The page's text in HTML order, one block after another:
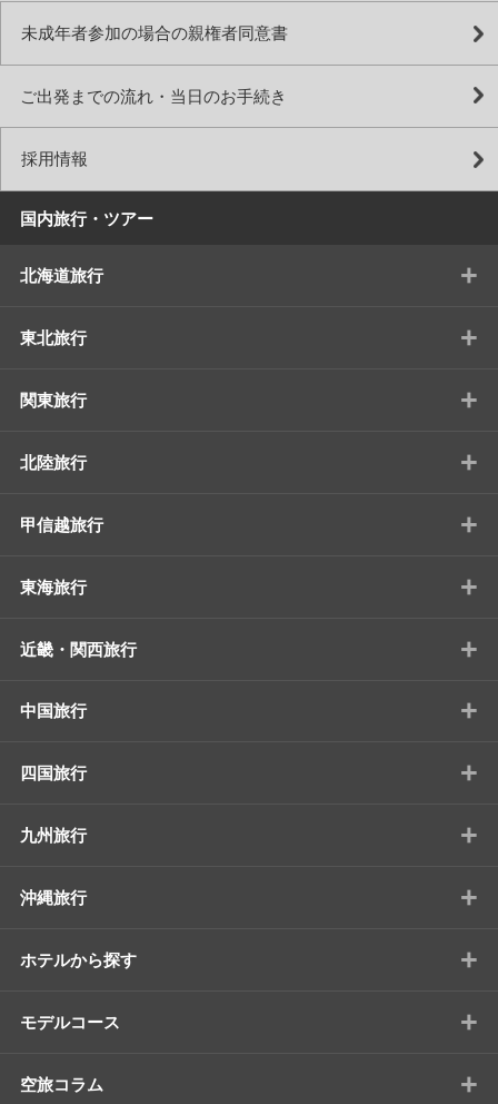
未成年者参加の場合の親権者同意書
ご出発までの流れ・当日のお手続き
採用情報
国内旅行・ツアー
北海道旅行 +
東北旅行 +
関東旅行 +
北陸旅行 +
甲信越旅行 +
東海旅行 +
近畿・関西旅行 +
中国旅行 +
四国旅行 +
九州旅行 +
沖縄旅行 +
ホテルから探す +
モデルコース +
空旅コラム +